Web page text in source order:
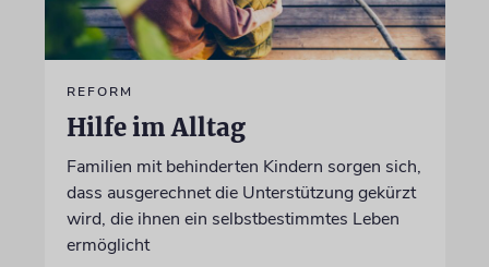
REFORM
Hilfe im Alltag
Familien mit behinderten Kindern sorgen sich,
dass ausgerechnet die Unterstützung gekürzt
wird, die ihnen ein selbstbestimmtes Leben
ermöglicht